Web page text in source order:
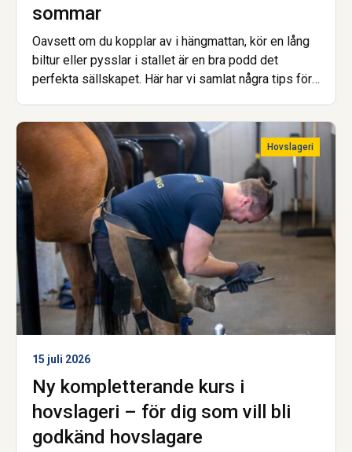
sommar
Oavsett om du kopplar av i hängmattan, kör en lång
biltur eller pysslar i stallet är en bra podd det
perfekta sällskapet. Här har vi samlat några tips för
Trevlig lyssning!
Hovslageri
15 juli 2026
Ny kompletterande kurs i
hovslageri – för dig som vill bli
godkänd hovslagare